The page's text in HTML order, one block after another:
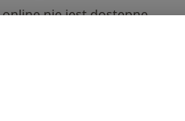
nie jest dostępne